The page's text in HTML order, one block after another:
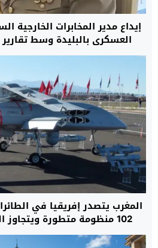
إيداع مدير المخابرات الخارجية
العسكري بالبليدة وسط
النظام
المغرب يتصدر إفريقيا في
102 منظومة متطورة
“النخبة